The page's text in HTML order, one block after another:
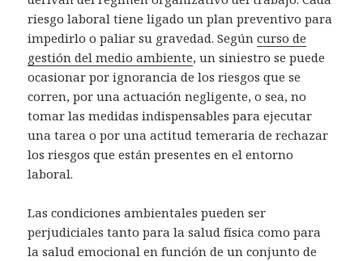
riesgo laboral tiene ligado un plan preventivo para
impedirlo o paliar su gravedad. Segúncurso de
gestión del medio ambiente, un siniestro se puede
ocasionar por ignorancia de los riesgos que se
corren, por una actuación negligente, o sea, no
tomar las medidas indispensables para ejecutar
una tarea o por una actitud temeraria de rechazar
los riesgos que están presentes en el entorno
laboral.
Las condiciones ambientales pueden ser
perjudiciales tanto para la salud física como para
la salud emocional en función de un conjunto de